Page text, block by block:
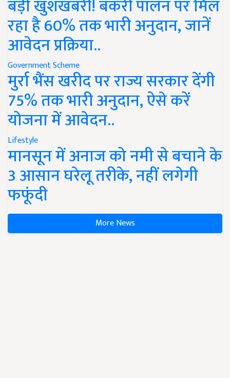
बड़ी खुशखबरी! बकरी पालन पर मिल
रहा है 60% तक भारी अनुदान, जानें
आवेदन प्रक्रिया..
Government Scheme
मुर्रा भैंस खरीद पर राज्य सरकार देंगी
75% तक भारी अनुदान, ऐसे करें
योजना में आवेदन..
Lifestyle
मानसून में अनाज को नमी से बचाने के
3 आसान घरेलू तरीके, नहीं लगेगी
फफूंदी
More News